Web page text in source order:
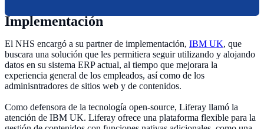
Implementación
El NHS encargó a su partner de implementación, IBM UK, que
buscara una solución que les permitiera seguir utilizando y alojando
datos en su sistema ERP actual, al tiempo que mejorara la
experiencia general de los empleados, así como de los
adminisntradores de sitios web y de contenidos.
Como defensora de la tecnología open-source, Liferay llamó la
atención de IBM UK. Liferay ofrece una plataforma flexible para la